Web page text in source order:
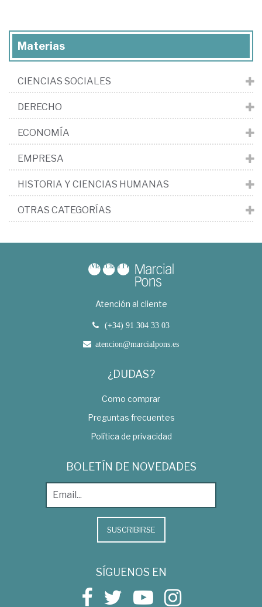
Materias
CIENCIAS SOCIALES
DERECHO
ECONOMÍA
EMPRESA
HISTORIA Y CIENCIAS HUMANAS
OTRAS CATEGORÍAS
Atención al cliente
(+34) 91 304 33 03
atencion@marcialpons.es
¿DUDAS?
Como comprar
Preguntas frecuentes
Política de privacidad
BOLETÍN DE NOVEDADES
SUSCRIBIRSE
SÍGUENOS EN